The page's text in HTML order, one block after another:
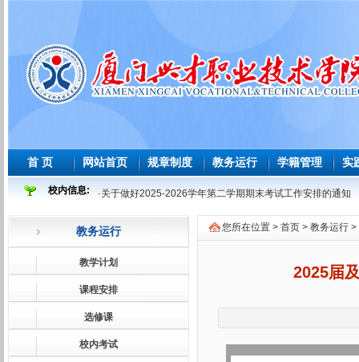
首 页 网站首页 规章制度 教务运行 学籍管理 实
校内信息: ·关于做好2025-2026学年第二学期期末考试工作安排的通知
2025-2026 学年度第二学期必修课程重修教学与考试安排表
·2026年师范生教育教学能力测试安排表
·2026届及往届毕业生必修课程补学分教学与考试安排表
·关于做好2026届及往届毕业生必修课、选修课程补学分报考
关于做好2026届学前教育师范生免试认定教师资格证工作的
·2025-2026学年第一学期课程补考考试安排表
· 关于做好2025-2026学年第一学期课程补考工作的通知
教务运行
教学计划
课程安排
选修课
校内考试
您所在位置 > 首页 > 教务运行 >
2025届